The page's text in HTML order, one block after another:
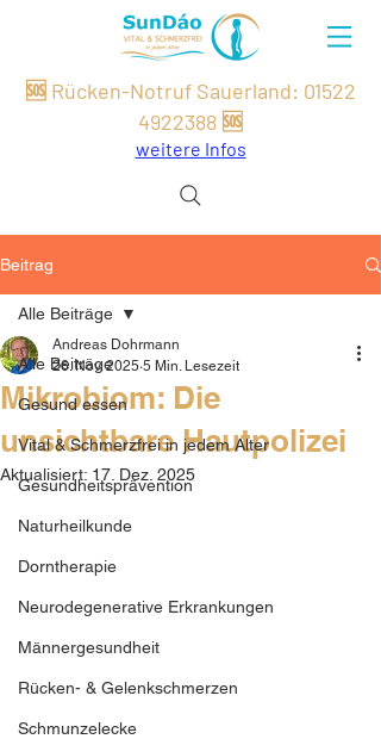
🆘 Rücken-Notruf Sauerland: 01522
4922388 🆘
weitere Infos
Beitrag
Alle Beiträge
Gesund essen
Vital & Schmerzfrei in jedem Alter
Gesundheitsprävention
Naturheilkunde
Dorntherapie
Neurodegenerative Erkrankungen
Männergesundheit
Rücken- & Gelenkschmerzen
Schmunzelecke
Alle Beiträge
Mikrobiom: Die
unsichtbare Hautpolizei
Andreas Dohrmann
26. Nov. 2025 5 Min. Lesezeit
Aktualisiert: 17. Dez. 2025